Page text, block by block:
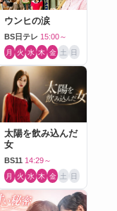
ウンヒの涙
BS日テレ 15:00～
月 火 水 木 金 土 日
太陽を飲み込んだ
女
BS11 14:29～
月 火 水 木 金 土 日